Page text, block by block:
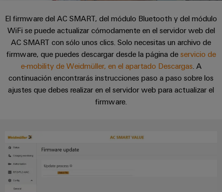
y
las
soluciones
se
pueden
experimentar.
Almacenamiento
de
para
de
almacenamiento
Ethernet
Tecnología
de
conexión
SNAP
IN
PUSH
IN
para
circuito
impreso
Cajas
y
componentes
para
cables
Montaje
personalizado
de
cables
Fast
Delivery
e
digital
Empresa Weidmüller
Datos
y
cifras
Sostenibilidad
de
gestión
VISTA
PREVIA
Ventas
Cliente
Dónde
Estamos
Webinars
Condiciones
de
Newsletter
Global
El firmware del AC SMART, del módulo Bluetooth y del módulo
WiFi se puede actualizar cómodamente en el servidor web del
AC SMART con sólo unos clics. Solo necesitas un archivo de
firmware, que puedes descargar desde la página de servicio de
e-mobility de Weidmüller, en el apartado Descargas. A
continuación encontrarás instrucciones paso a paso sobre los
ajustes que debes realizar en el servidor web para actualizar el
firmware.